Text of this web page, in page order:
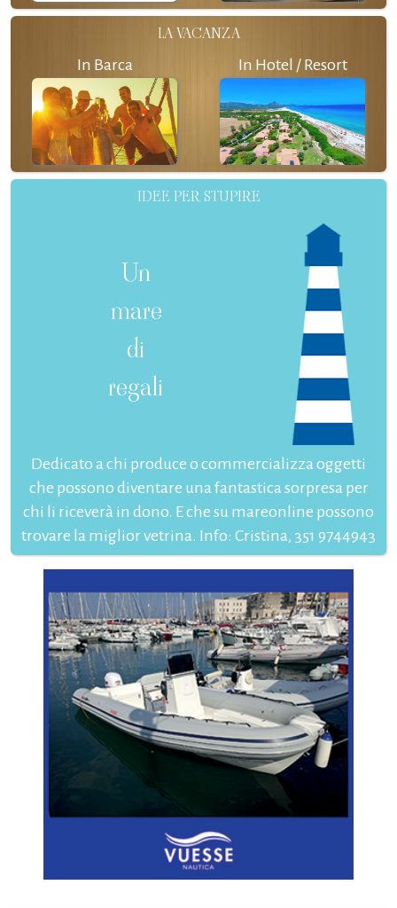
LA VACANZA
In Barca In Hotel / Resort
IDEE PER STUPIRE
Un
mare
di
regali
Dedicato a chi produce o commercializza oggetti
che possono diventare una fantastica sorpresa per
chi li riceverà in dono. E che su mareonline possono
trovare la miglior vetrina. Info: Cristina, 351 9744943